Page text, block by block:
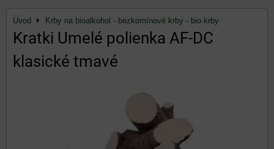
Úvod Krby na bioalkohol - bezkomínové krby - bio krby
Kratki Umelé polienka AF-DC
klasické tmavé